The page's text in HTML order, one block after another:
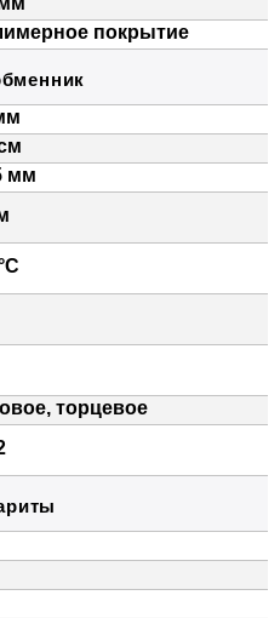
покрытие
мм
торцевое